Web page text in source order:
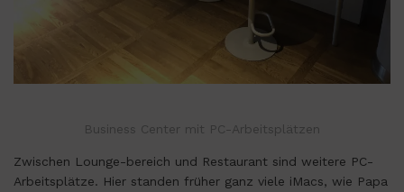
Business Center mit PC-Arbeitsplätzen
Zwischen Lounge-bereich und Restaurant sind weitere PC-
Arbeitsplätze. Hier standen früher ganz viele iMacs, wie Papa